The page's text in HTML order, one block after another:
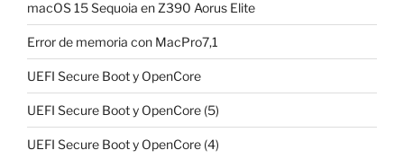
macOS 15 Sequoia en Z390 Aorus Elite
Error de memoria con MacPro7,1
UEFI Secure Boot y OpenCore
UEFI Secure Boot y OpenCore (5)
UEFI Secure Boot y OpenCore (4)